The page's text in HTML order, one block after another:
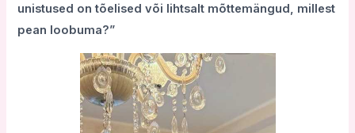
unistused on tõelised või lihtsalt mõttemängud, millest
pean loobuma?”